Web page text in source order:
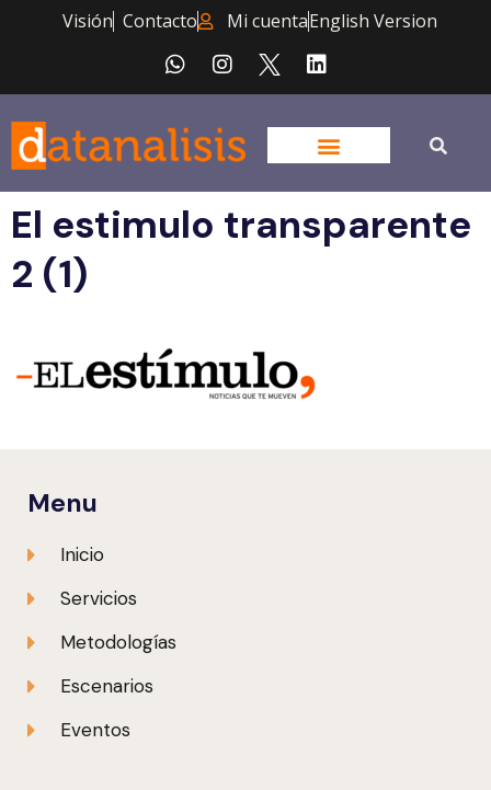
Visión Contacto Mi cuentaEnglish Version
El estimulo transparente
2 (1)
Menu
Inicio
Servicios
Metodologías
Escenarios
Eventos